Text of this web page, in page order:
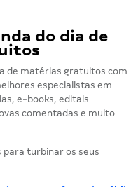
do dia de
de matérias gratuitos com
especialistas em
e-books, editais
comentadas e muito
turbinar os seus